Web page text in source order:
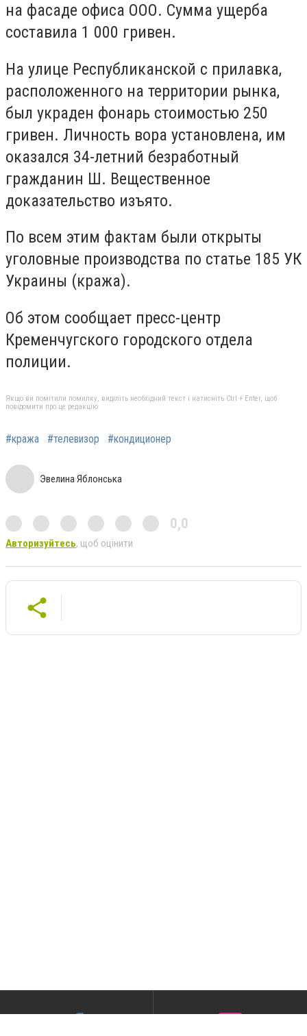
на фасаде офиса ООО. Сумма ущерба
составила 1 000 гривен.
На улице Республиканской с прилавка,
расположенного на территории рынка,
был украден фонарь стоимостью 250
гривен. Личность вора установлена, им
оказался 34-летний безработный
гражданин Ш. Вещественное
доказательство изъято.
По всем этим фактам были открыты
уголовные производства по статье 185 УК
Украины (кража).
Об этом сообщает пресс-центр
Кременчугского городского отдела
полиции.
Якщо ви помітили помилку, виділіть необхідний текст і натисніть Ctrl + Enter, щоб
повідомити про це редакцію
#кража #телевизор #кондиционер
Эвелина Яблонська
0,0
Авторизуйтесь, щоб оцінити